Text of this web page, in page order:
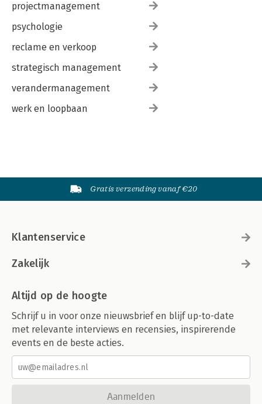
projectmanagement
psychologie
reclame en verkoop
strategisch management
verandermanagement
werk en loopbaan
Gratis verzending vanaf €20
Klantenservice
Zakelijk
Altijd op de hoogte
Schrijf u in voor onze nieuwsbrief en blijf up-to-date
met relevante interviews en recensies, inspirerende
events en de beste acties.
Aanmelden